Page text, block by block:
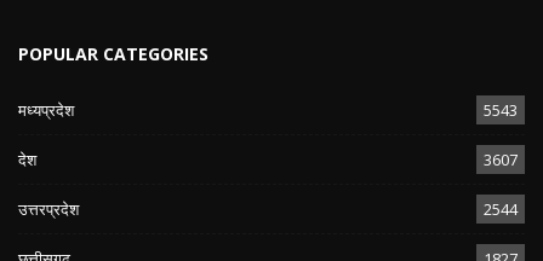
POPULAR CATEGORIES
मध्यप्रदेश 5543
देश 3607
उत्तरप्रदेश 2544